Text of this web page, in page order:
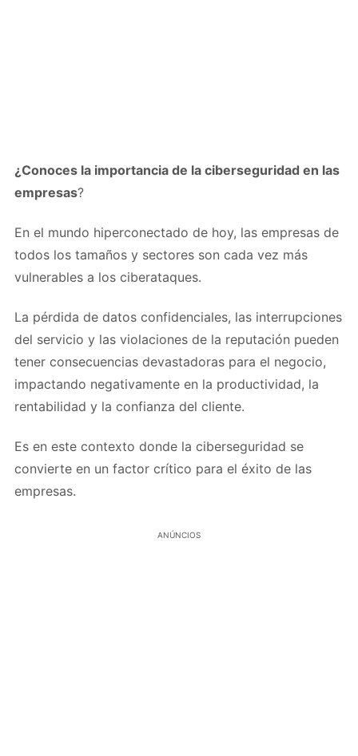
¿Conoces la importancia de la ciberseguridad en las
empresas?
En el mundo hiperconectado de hoy, las empresas de
todos los tamaños y sectores son cada vez más
vulnerables a los ciberataques.
La pérdida de datos confidenciales, las interrupciones
del servicio y las violaciones de la reputación pueden
tener consecuencias devastadoras para el negocio,
impactando negativamente en la productividad, la
rentabilidad y la confianza del cliente.
Es en este contexto donde la ciberseguridad se
convierte en un factor crítico para el éxito de las
empresas.
ANÚNCIOS